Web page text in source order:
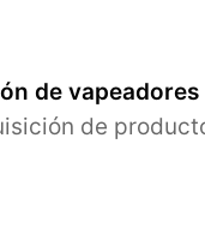
de vapeadores
de